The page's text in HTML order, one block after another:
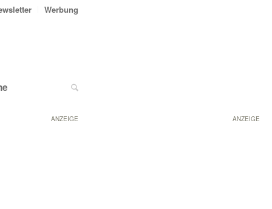
ANZEIGE
Werbung
ANZEIGE